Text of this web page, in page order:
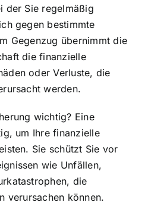
der Sie regelmäßig
gegen bestimmte
Gegenzug übernimmt die
diefinanzielle
oder Verluste, die
werden.
wichtig? Eine
um Ihre finanzielle
Sie schützt Sie vor
wie Unfällen,
die
verursachen können.